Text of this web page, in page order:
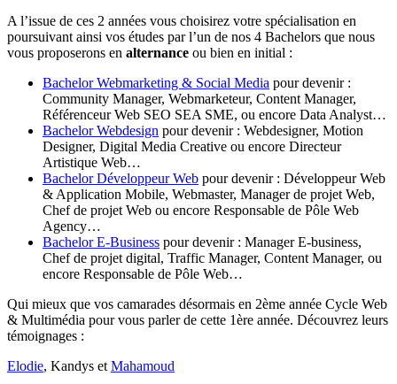
A l’issue de ces 2 années vous choisirez votre spécialisation en
poursuivant ainsi vos études par l’un de nos 4 Bachelors que nous
vous proposerons en alternance ou bien en initial :
Bachelor Webmarketing & Social Media pour devenir :
Community Manager, Webmarketeur, Content Manager,
Référenceur Web SEO SEA SME, ou encore Data Analyst…
Bachelor Webdesign pour devenir : Webdesigner, Motion
Designer, Digital Media Creative ou encore Directeur
Artistique Web…
Bachelor Développeur Web pour devenir : Développeur Web
& Application Mobile, Webmaster, Manager de projet Web,
Chef de projet Web ou encore Responsable de Pôle Web
Agency…
Bachelor E-Business pour devenir : Manager E-business,
Chef de projet digital, Traffic Manager, Content Manager, ou
encore Responsable de Pôle Web…
Qui mieux que vos camarades désormais en 2ème année Cycle Web
& Multimédia pour vous parler de cette 1ère année. Découvrez leurs
témoignages :
Elodie, Kandys etMahamoud